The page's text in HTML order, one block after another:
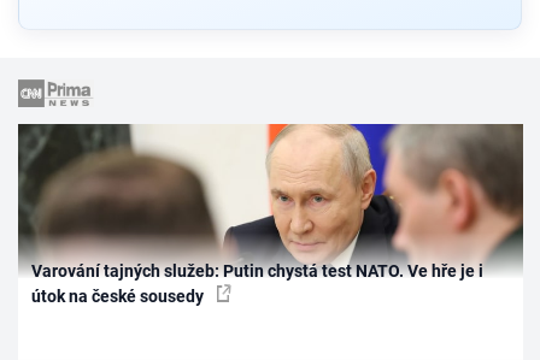
Varování tajných služeb: Putin chystá test NATO. Ve hře je i
útok na české sousedy